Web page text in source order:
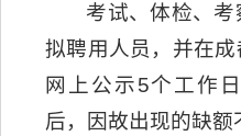
考试、体检、
拟聘用人员，并在
网上公示5个工作
后，因故出现的缺额